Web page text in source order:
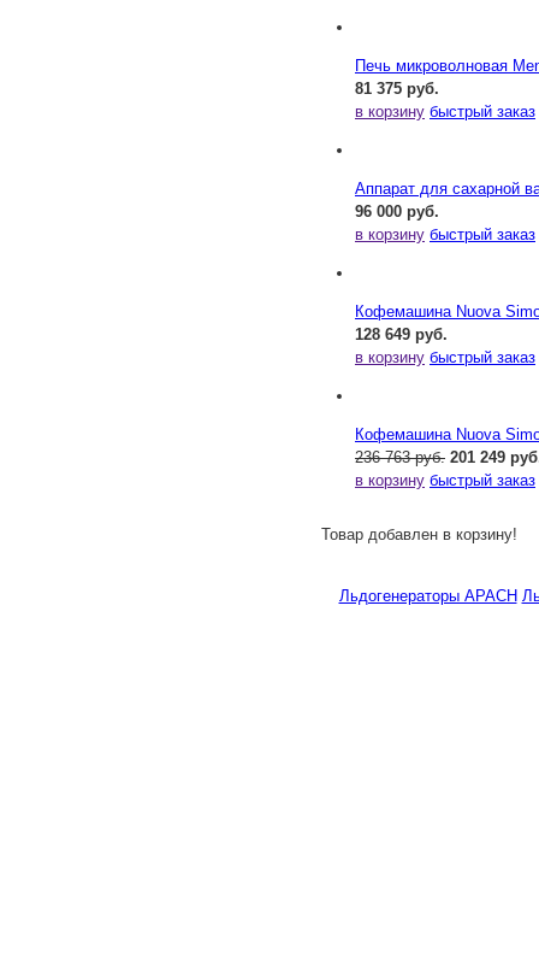
Печь микроволновая
81 375 руб.
в корзину быстрый заказ
Аппарат для сахарной
96 000 руб.
в корзину быстрый заказ
Кофемашина Nuova
128 649 руб.
в корзину быстрый заказ
Кофемашина Nuova
236 763 руб. 201 249
в корзину быстрый заказ
Товар добавлен в корзину!
Льдогенераторы APACH